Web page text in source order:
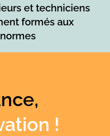
et techniciens
formés aux
!